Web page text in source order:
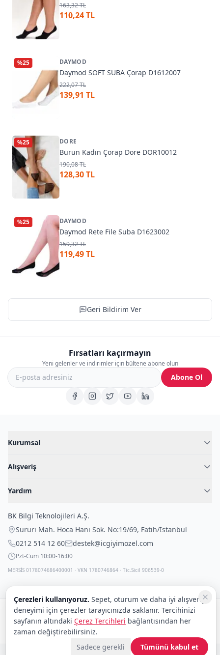
163,32 TL
110,24 TL
%25 DAYMOD
Daymod SOFT SUBA Çorap D1612007
222,07 TL
139,91 TL
%25 DORE
Burun Kadın Çorap Dore DOR10012
190,08 TL
128,30 TL
%25 DAYMOD
Daymod Rete File Suba D1623002
159,32 TL
119,49 TL
Geri Bildirim Ver
Fırsatları kaçırmayın
Yeni gelenler ve indirimler için bültene abone olun
Abone Ol
Kurumsal
Blog
İç Giyim Rehberi
Alışveriş
Fantazi İç Giyim
Çocuk İç Giyim
Outlet Fırsatları
Yardım
İade Politikası
Gizli Paketleme
BK Bilgi Teknolojileri A.Ş.
Sururi Mah. Hoca Hanı Sok. No:19/69, Fatih/İstanbul
0212 514 12 60
destek@icgiyimozel.com
Pzt-Cum 10:00-16:00
MERSİS 0178074686400001 · VKN 1780746864 · Tic.Sicil 906539-0
Güvenli alışveriş:
Kargo:
Çerezleri kullanıyoruz. Sepet, oturum ve daha iyi alışveriş
deneyimi için çerezler tarayıcınızda saklanır. Tercihinizi
sayfanın altındaki Çerez Tercihleri bağlantısından her
zaman değiştirebilirsiniz.
Sadece gerekli
Tümünü kabul et